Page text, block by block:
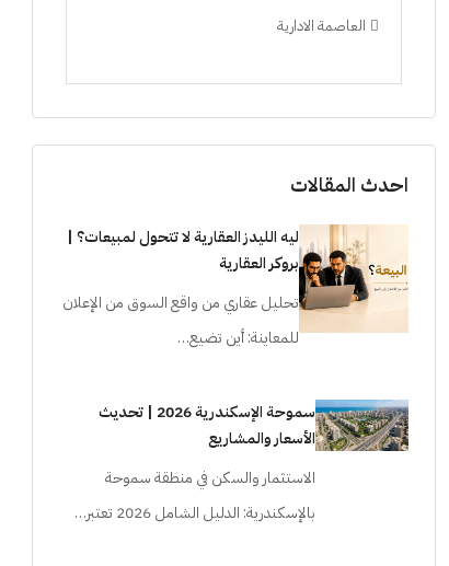
العاصمة الادارية
احدث المقالات
ليه الليدز العقارية لا تتحول لمبيعات؟ |
بروكر العقارية
تحليل عقاري من واقع السوق من الإعلان
للمعاينة: أين تضيع…
سموحة الإسكندرية 2026 | تحديث
الأسعار والمشاريع
الاستثمار والسكن في منطقة سموحة
بالإسكندرية: الدليل الشامل 2026 تعتبر…